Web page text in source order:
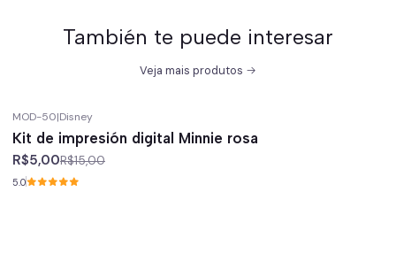
También te puede interesar
Veja mais produtos
MOD-50|Disney
Kit de impresión digital Minnie rosa
R$5,00R$15,00
5.0